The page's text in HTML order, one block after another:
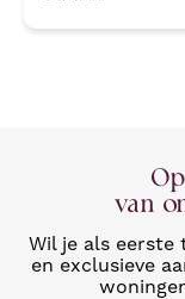
van
Wil je als eerste
en exclusieve